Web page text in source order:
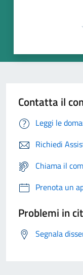
Contatta il
Leggi le
Richiedi
Chiama il
Prenota un
Problemi in
Segnala